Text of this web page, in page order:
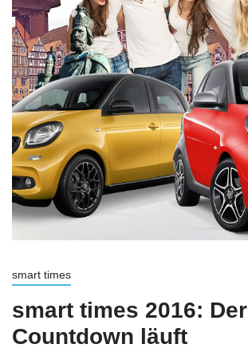
smart times
smart times 2016: Der
Countdown läuft